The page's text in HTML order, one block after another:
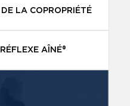
LA COPROPRIÉTÉ
AÎNÉ®